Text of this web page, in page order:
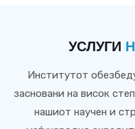
УСЛУГИ
Институтот
засновани на висок
нашиот научен и